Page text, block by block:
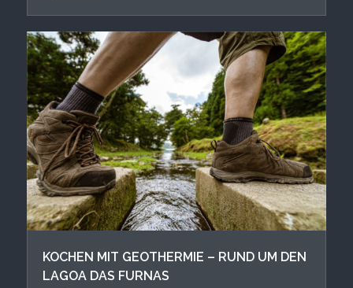
KOCHEN MIT GEOTHERMIE – RUND UM DEN
LAGOA DAS FURNAS